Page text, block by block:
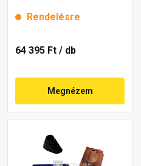
Rendelésre
64 395 Ft / db
Megnézem